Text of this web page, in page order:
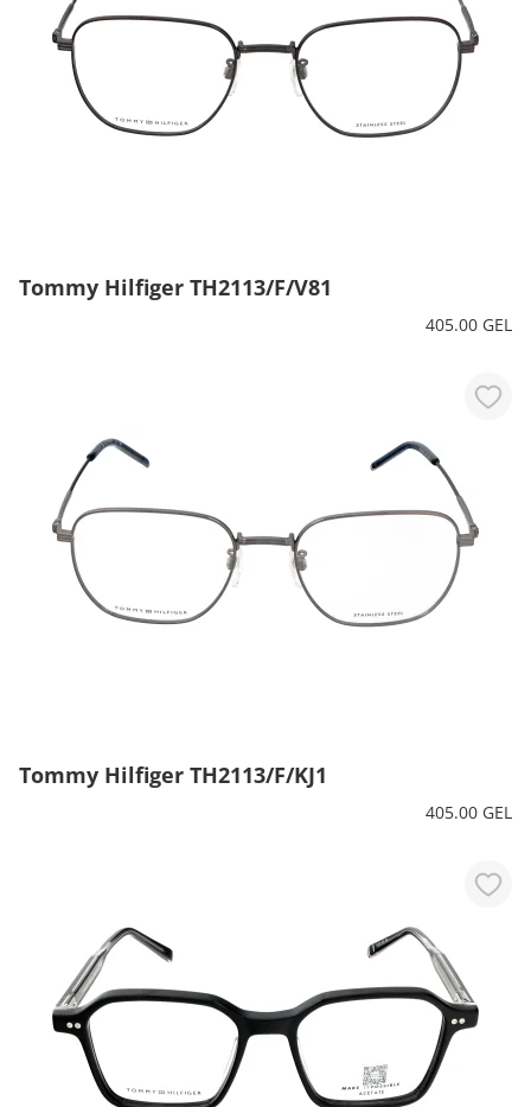
Tommy Hilfiger TH2113/F/V81
405.00 GEL
Tommy Hilfiger TH2113/F/KJ1
405.00 GEL